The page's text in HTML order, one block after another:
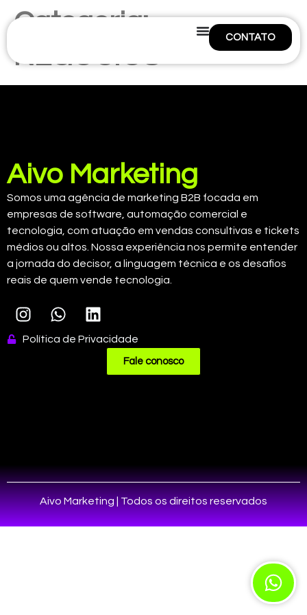
CONTATO
Categoria:
NEGÓCIOS
Aivo Marketing
Somos uma agência de marketing B2B focada em
empresas de software, automação comercial e
tecnologia, com atuação em vendas consultivas e tickets
médios ou altos. Nossa experiência nos permite entender
a jornada do decisor, a linguagem técnica e os desafios
reais de quem vende tecnologia.
Política de Privacidade
Fale conosco
Aivo Marketing | Todos os direitos reservados